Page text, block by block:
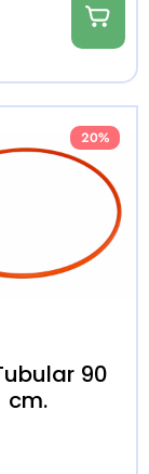
20%
90
cm.